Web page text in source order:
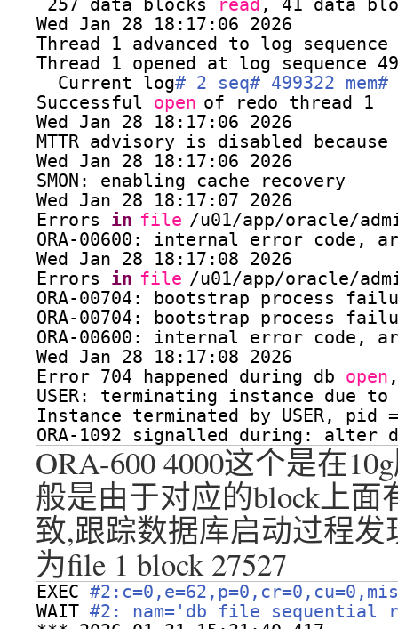
257 data blocks
read , 41 data
Wed Jan 28 18:17:06 2026
Thread 1 advanced to log sequence
Thread 1 opened at log sequence
Current log# 2 seq# 499322
Successful open of redo thread 1
Wed Jan 28 18:17:06 2026
MTTR advisory is disabled because
Wed Jan 28 18:17:06 2026
SMON: enabling cache recovery
Wed Jan 28 18:17:07 2026
Errors in file /u01/app/oracle/
ORA-00600: internal error
Wed Jan 28 18:17:08 2026
Errors in file /u01/app/oracle/
ORA-00704: bootstrap process
ORA-00704: bootstrap process
ORA-00600: internal error
Wed Jan 28 18:17:08 2026
Error 704 happened during db open
USER: terminating instance due
Instance terminated by USER, pid =
ORA-1092 signalled during: alter
ORA-600 4000这个是在
般是由于对应的block上
致,跟踪数据库启动过程
为file 1 block 27527
EXEC
WAIT #2: nam='db file sequential